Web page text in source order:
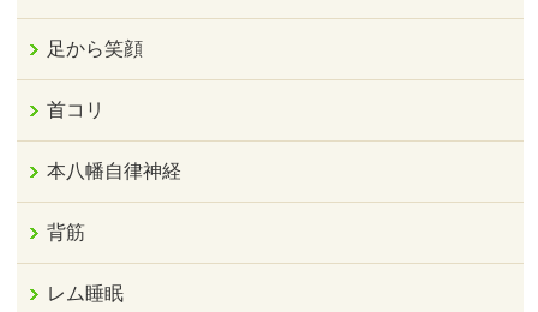
足から笑顔
首コリ
本八幡自律神経
背筋
レム睡眠